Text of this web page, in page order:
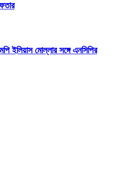
ইলিয়াস মোল্লার সঙ্গে এনসিপির